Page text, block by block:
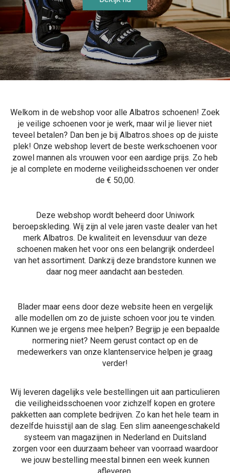
Welkom in de webshop voor alle Albatros schoenen! Zoek
je veilige schoenen voor je werk, maar wil je liever niet
teveel betalen? Dan ben je bij Albatros.shoes op de juiste
plek! Onze webshop levert de beste werkschoenen voor
zowel mannen als vrouwen voor een aardige prijs. Zo heb
je al complete en moderne veiligheidsschoenen ver onder
de € 50,00.
Deze webshop wordt beheerd door Uniwork
beroepskleding. Wij zijn al vele jaren vaste dealer van het
merk Albatros. De kwaliteit en levensduur van deze
schoenen maken het voor ons een belangrijk onderdeel
van het assortiment. Dankzij deze brandstore kunnen we
daar nog meer aandacht aan besteden.
Blader maar eens door deze website heen en vergelijk
alle modellen om zo de juiste schoen voor jou te vinden.
Kunnen we je ergens mee helpen? Begrijp je een bepaalde
normering niet? Neem gerust contact op en de
medewerkers van onze klantenservice helpen je graag
verder!
Wij leveren dagelijks vele bestellingen uit aan particulieren
die veiligheidsschoenen voor zichzelf kopen en grotere
pakketten aan complete bedrijven. Zo kan het hele team in
dezelfde huisstijl aan de slag. Een slim aaneengeschakeld
systeem van magazijnen in Nederland en Duitsland
zorgen voor een duurzaam beheer van voorraad waardoor
we jouw bestelling meestal binnen een week kunnen